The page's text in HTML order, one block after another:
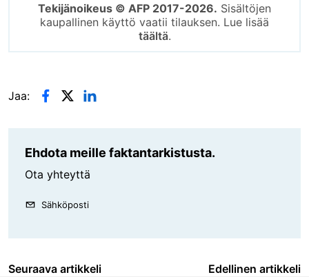
Tekijänoikeus © AFP 2017-2026. Sisältöjen
kaupallinen käyttö vaatii tilauksen. Lue lisää
täältä.
Jaa:
Ehdota meille faktantarkistusta.
Ota yhteyttä
Sähköposti
Seuraava artikkeli Edellinen artikkeli